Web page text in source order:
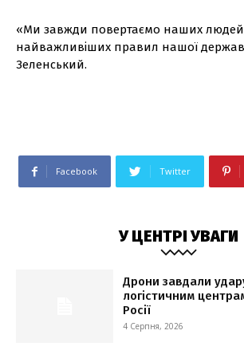
«Ми завжди повертаємо наших людей,
найважливіших правил нашої
Зеленський.
Facebook Twitter
У ЦЕНТРІ УВАГИ
Дрони завдали
логістичним
Росії
4 Серпня, 2026